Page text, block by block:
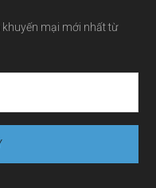
mại mới nhất từ